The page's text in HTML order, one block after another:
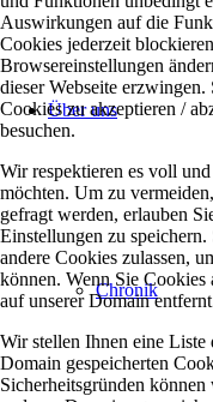
Über uns
Chronik
Auswirkungen auf die
Cookies jederzeit
Browsereinstellungen
dieser Webseite
Cookies zu akzeptieren /
besuchen.
Wir respektieren es voll
möchten. Um zu
gefragt werden, erlauben
Einstellungen zu
andere Cookies zulassen,
können. Wenn Sie Cookies
auf unserer Domain
Wir stellen Ihnen eine Liste
Domain gespeicherten
Sicherheitsgründen